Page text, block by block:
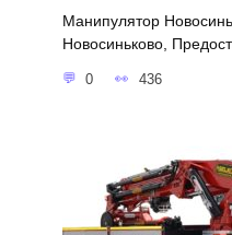
Манипулятор
Новосиньково,
0 436